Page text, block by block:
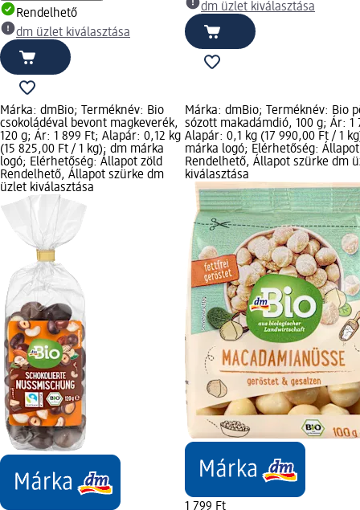
Rendelhető
dm üzlet kiválasztása
dm üzlet kiválasztása
Márka: dmBio; Terméknév: Bio
csokoládéval bevont magkeverék,
120 g; Ár: 1 899 Ft; Alapár: 0,12 kg
(15 825,00 Ft / 1 kg); dm márka
logó; Elérhetőség: Állapot zöld
Rendelhető, Állapot szürke dm
üzlet kiválasztása
Márka: dmBio; Terméknév: Bio
sózott makadámdió, 100 g; Ár: 1
Alapár: 0,1 kg (17 990,00 Ft / 1
márka logó; Elérhetőség:
Rendelhető, Állapot szürke dm
kiválasztása
1 799 Ft